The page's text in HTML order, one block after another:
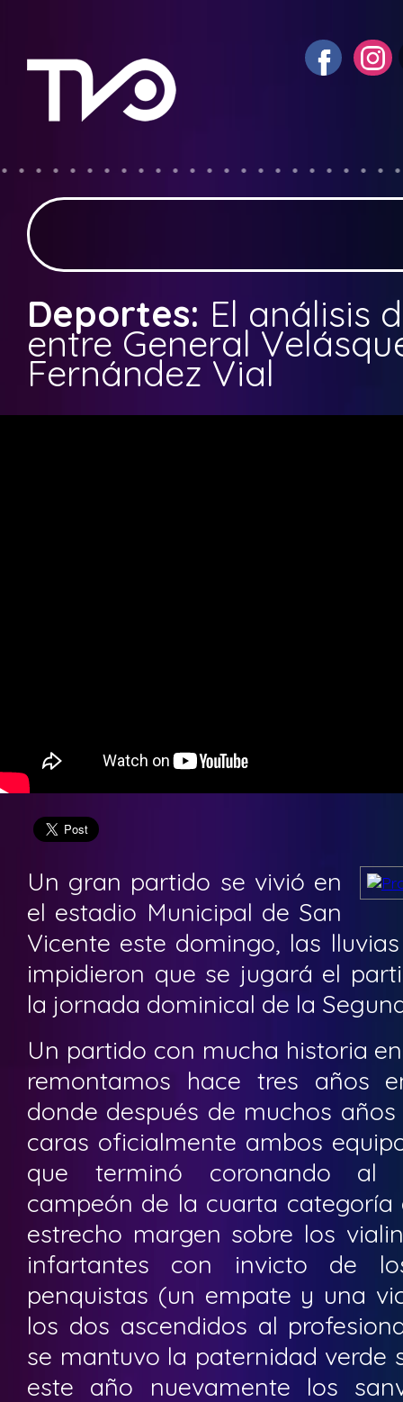
Deportes: El análisis
entre General
Fernández Vial
Un gran partido se vivió en
el estadio Municipal de San
Vicente este domingo, las
impidieron que se jugará el
la jornada dominical de la
Un partido con mucha historia
remontamos hace tres años
donde después de muchos
caras oficialmente ambos
que terminó coronando al
campeón de la cuarta
estrecho margen sobre los
infartantes con invicto de
penquistas (un empate y una
los dos ascendidos al
se mantuvo la paternidad verde
este año nuevamente los